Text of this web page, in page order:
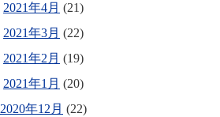
2021年4月 (21)
2021年3月 (22)
2021年2月 (19)
2021年1月 (20)
2020年12月 (22)